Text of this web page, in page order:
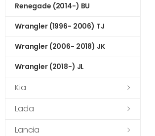
Renegade (2014-) BU
Wrangler (1996- 2006) TJ
Wrangler (2006- 2018) JK
Wrangler (2018-) JL
Kia
Lada
Lancia